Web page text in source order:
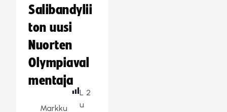
Salibandylii
ton uusi
Nuorten
Olympiaval
mentaja
Markku
L
u
2